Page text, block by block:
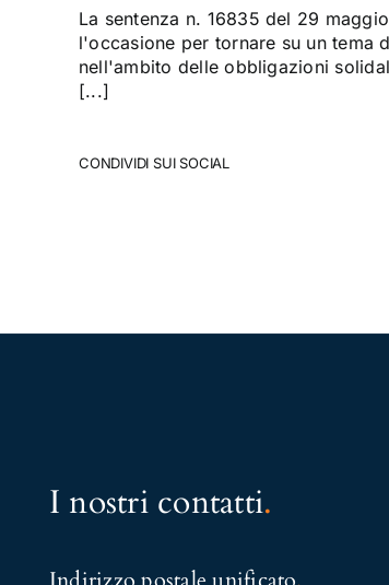
La sentenza n. 16835 del 29
l'occasione per tornare su un tema
nell'ambito delle obbligazioni
[...]
CONDIVIDI SUI SOCIAL
I nostri contatti.